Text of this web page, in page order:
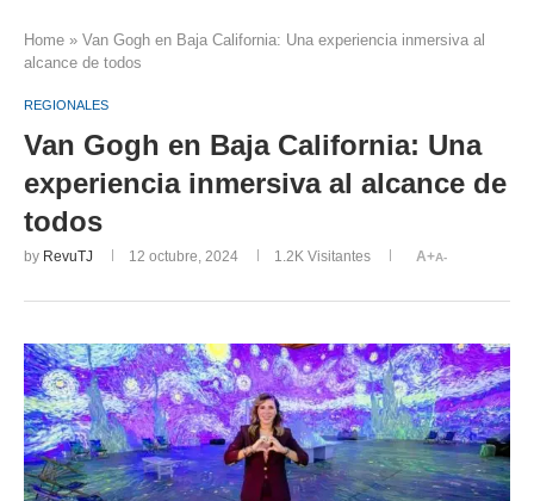
Home » Van Gogh en Baja California: Una experiencia inmersiva al
alcance de todos
REGIONALES
Van Gogh en Baja California: Una
experiencia inmersiva al alcance de
todos
by RevuTJ 12 octubre, 2024 1.2K Visitantes A+A-